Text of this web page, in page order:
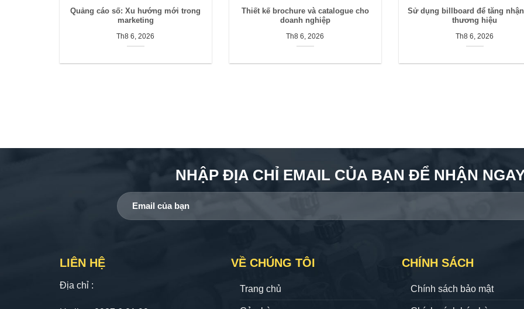
Quảng cáo số: Xu hướng mới trong
marketing
Th8 6, 2026
Thiết kế brochure và catalogue cho
doanh nghiệp
Th8 6, 2026
Sử dụng billboard để tăng
thương hiệu
Th8 6, 2026
NHẬP ĐỊA CHỈ EMAIL CỦA BẠN ĐỂ NHẬN
LIÊN HỆ
Địa chỉ :
VỀ CHÚNG TÔI
Trang chủ
CHÍNH SÁCH
Chính sách bảo mật